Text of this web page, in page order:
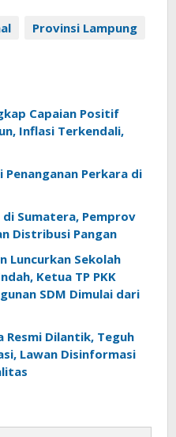
Provinsi Lampung
Capaian Positif
Inflasi Terkendali,
Penanganan Perkara di
Sumatera, Pemprov
Distribusi Pangan
Luncurkan Sekolah
Ketua TP PKK
SDM Dimulai dari
Resmi Dilantik, Teguh
Lawan Disinformasi